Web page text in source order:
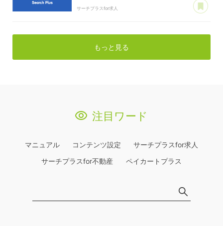
サーチプラスfor求人
もっと見る
注目ワード
マニュアル コンテンツ設定
サーチプラスfor求人
サーチプラスfor不動産
ペイカートプラス